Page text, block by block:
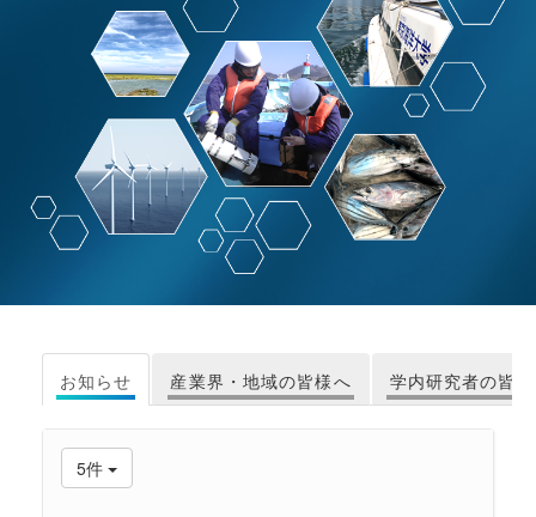
お知らせ 産業界・地域の皆様へ 学内研究者の皆
5件